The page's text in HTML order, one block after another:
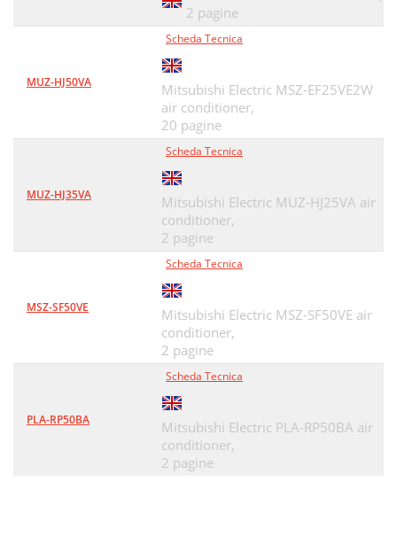
2 pagine
MUZ-HJ50VA
Scheda Tecnica
Mitsubishi Electric MSZ-EF25VE2W
air conditioner,
20 pagine
MUZ-HJ35VA
Scheda Tecnica
Mitsubishi Electric MUZ-HJ25VA air
conditioner,
2 pagine
MSZ-SF50VE
Scheda Tecnica
Mitsubishi Electric MSZ-SF50VE air
conditioner,
2 pagine
PLA-RP50BA
Scheda Tecnica
Mitsubishi Electric PLA-RP50BA air
conditioner,
2 pagine